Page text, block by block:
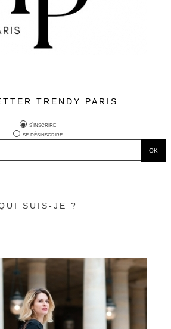
TRENDY PARIS
s'inscrire
se désinscrire
SUIS-JE ?